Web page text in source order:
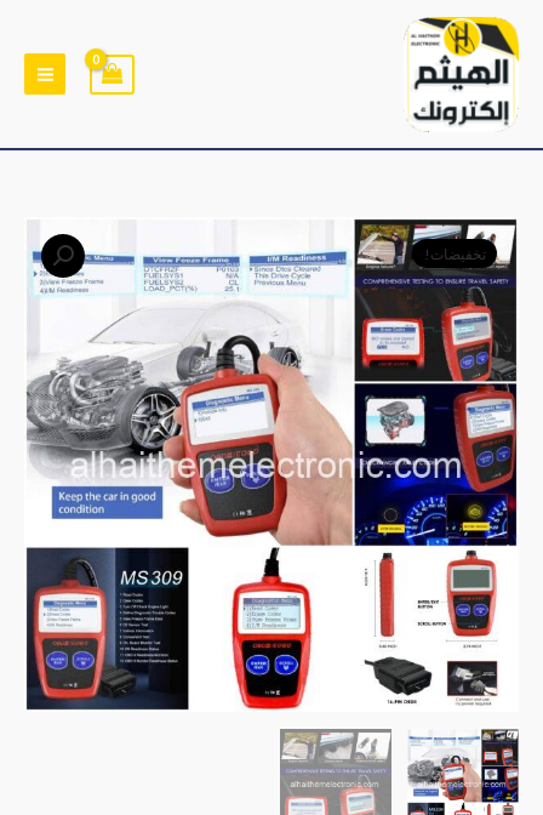
تخطي
المحتوى
تخفيضات!
السعر
الأصلي
هو:
﷼24,000.
الحالي
هو:
﷼16,500.
كمية
جهاز
فحص
اعطال
السيارات